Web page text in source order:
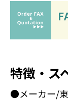
特徴・ス
●メーカー/